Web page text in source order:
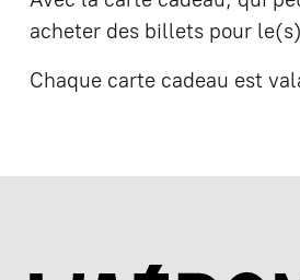
acheter des billets pour
Chaque carte cadeau est